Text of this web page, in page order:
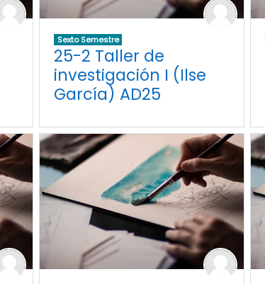
Sexto Semestre
25-2 Taller de
investigación I (Ilse
García) AD25